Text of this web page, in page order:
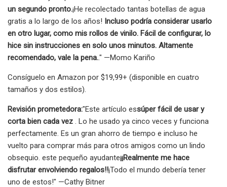
un segundo pronto.¡He recolectado tantas botellas de agua
gratis a lo largo de los años! Incluso podría considerar usarlo
en otro lugar, como mis rollos de vinilo. Fácil de configurar, lo
hice sin instrucciones en solo unos minutos. Altamente
recomendado, vale la pena.." —Momo Kariño
Consíguelo en Amazon por $19,99+ (disponible en cuatro
tamaños y dos estilos).
Revisión prometedora:"Este artículo essúper fácil de usar y
corta bien cada vez . Lo he usado ya cinco veces y funciona
perfectamente. Es un gran ahorro de tiempo e incluso he
vuelto para comprar más para otros amigos como un lindo
obsequio. este pequeño ayudante¡¡Realmente me hace
disfrutar envolviendo regalos!!¡Todo el mundo debería tener
uno de estos!" —Cathy Bitner